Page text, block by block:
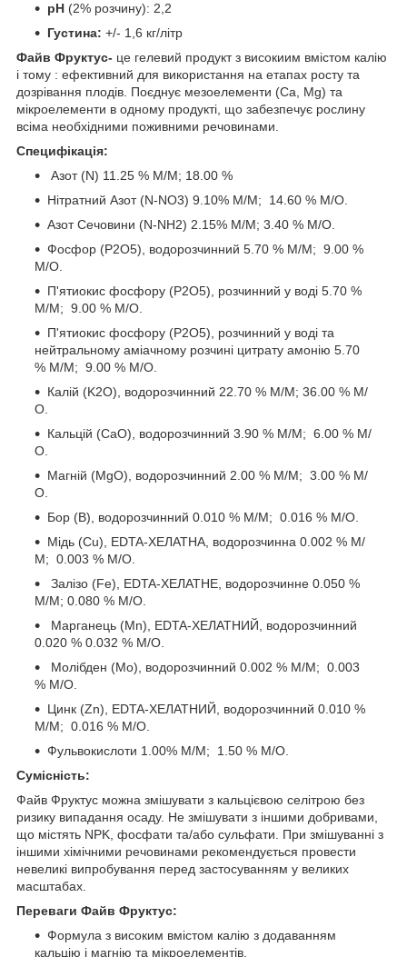
pH (2% розчину): 2,2
Густина: +/- 1,6 кг/літр
Файв Фруктус- це гелевий продукт з високиим вмістом калію
і тому : ефективний для використання на етапах росту та
дозрівання плодів. Поєднує мезоелементи (Са, Mg) та
мікроелементи в одному продукті, що забезпечує рослину
всіма необхідними поживними речовинами.
Специфікація:
Азот (N) 11.25 % М/М; 18.00 %
Нітратний Азот (N-NO3) 9.10% М/М; 14.60 % М/О.
Азот Сечовини (N-NH2) 2.15% М/М; 3.40 % М/О.
Фосфор (P2O5), водорозчинний 5.70 % М/М; 9.00 %
М/О.
П'ятиокис фосфору (P2O5), розчинний у воді 5.70 %
М/М; 9.00 % М/О.
П'ятиокис фосфору (P2O5), розчинний у воді та
нейтральному аміачному розчині цитрату амонію 5.70
% М/М; 9.00 % М/О.
Калій (K2O), водорозчинний 22.70 % М/М; 36.00 % М/
О.
Кальцій (CaO), водорозчинний 3.90 % М/М; 6.00 % М/
О.
Магній (MgO), водорозчинний 2.00 % М/М; 3.00 % М/
О.
Бор (B), водорозчинний 0.010 % М/М; 0.016 % М/О.
Мідь (Cu), EDTA-ХЕЛАТНА, водорозчинна 0.002 % М/
М; 0.003 % М/О.
Залізо (Fe), EDTA-ХЕЛАТНЕ, водорозчинне 0.050 %
М/М; 0.080 % М/О.
Марганець (Mn), EDTA-ХЕЛАТНИЙ, водорозчинний
0.020 % 0.032 % М/О.
Молібден (Mo), водорозчинний 0.002 % М/М; 0.003
% М/О.
Цинк (Zn), EDTA-ХЕЛАТНИЙ, водорозчинний 0.010 %
М/М; 0.016 % М/О.
Фульвокислоти 1.00% М/М; 1.50 % М/О.
Сумісність:
Файв Фруктус можна змішувати з кальцієвою селітрою без
ризику випадання осаду. Не змішувати з іншими добривами,
що містять NPK, фосфати та/або сульфати. При змішуванні з
іншими хімічними речовинами рекомендується провести
невеликі випробування перед застосуванням у великих
масштабах.
Переваги Файв Фруктус:
Формула з високим вмістом калію з додаванням
кальцію і магнію та мікроелементів.